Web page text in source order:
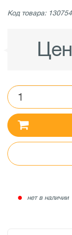
Код товара:
● нет в наличии